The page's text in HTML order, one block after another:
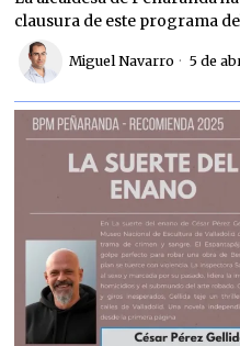
clausura de este programa
Miguel Navarro 5 de